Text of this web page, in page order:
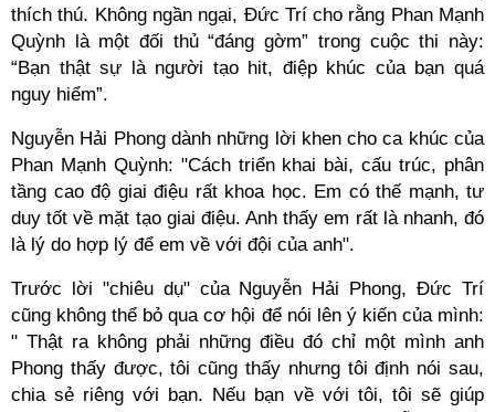
thích thú. Không ngần ngại, Đức Trí cho rằng Phan Mạnh
Quỳnh là một đối thủ “đáng gờm” trong cuộc thi này:
“Bạn thật sự là người tạo hit, điệp khúc của bạn quá
nguy hiểm”.
Nguyễn Hải Phong dành những lời khen cho ca khúc của
Phan Mạnh Quỳnh: "Cách triển khai bài, cấu trúc, phân
tầng cao độ giai điệu rất khoa học. Em có thế mạnh, tư
duy tốt về mặt tạo giai điệu. Anh thấy em rất là nhanh, đó
là lý do hợp lý để em về với đội của anh".
Trước lời "chiêu dụ" của Nguyễn Hải Phong, Đức Trí
cũng không thể bỏ qua cơ hội để nói lên ý kiến của mình:
" Thật ra không phải những điều đó chỉ một mình anh
Phong thấy được, tôi cũng thấy nhưng tôi định nói sau,
chia sẻ riêng với bạn. Nếu bạn về với tôi, tôi sẽ giúp